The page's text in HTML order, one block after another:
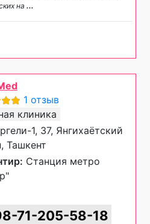
на ...
1 отзыв
клиника
1, 37, Янгихаётский
Ташкент
Станция метро
71-205-58-18